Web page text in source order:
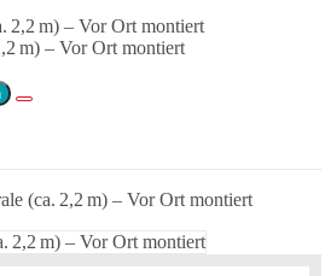
m) – Vor Ort montiert